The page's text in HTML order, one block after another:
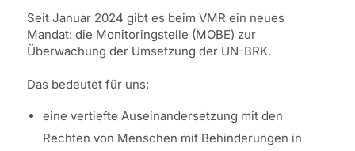
Seit Januar 2024 gibt es beim VMR ein neues
Mandat: die Monitoringstelle (MOBE) zur
Überwachung der Umsetzung der UN-BRK.
Das bedeutet für uns:
eine vertiefte Auseinandersetzung mit den
Rechten von Menschen mit Behinderungen in